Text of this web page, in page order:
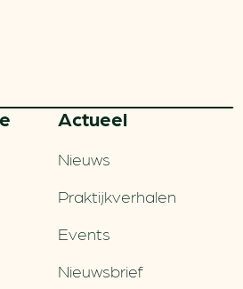
Actueel
Nieuws
Praktijkverhalen
Events
Nieuwsbrief